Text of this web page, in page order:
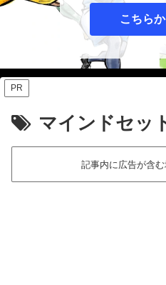
こちら
PR
マインドセッ
記事内に広告が含む